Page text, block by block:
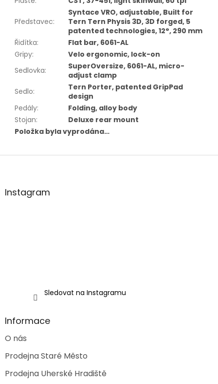
Představec:
Syntace VRO, adjustable, Built for
Tern Tern Physis 3D, 3D forged, 5
patented technologies, 12°, 290 mm
Řidítka:
Flat bar, 6061-AL
Gripy:
Velo ergonomic, lock-on
Sedlovka:
SuperOversize, 6061-AL, micro-
adjust clamp
Sedlo:
Tern Porter, patented GripPad
design
Pedály:
Folding, alloy body
Stojan:
Deluxe rear mount
Položka byla vyprodána…
Z
aInstagram
Sledovat na Instagramu
Informace
O nás
Prodejna Staré Město
Prodejna Uherské Hradiště